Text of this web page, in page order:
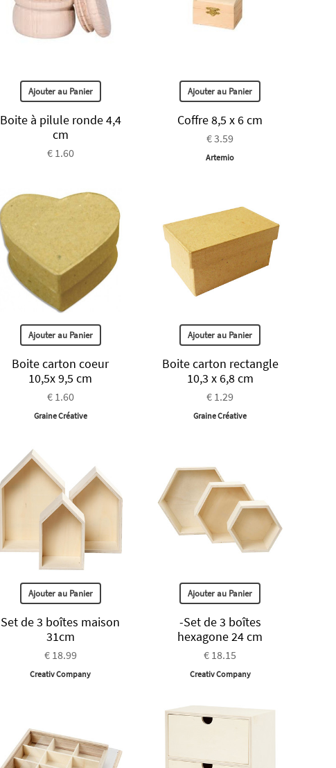
Ajouter au Panier
Boite à pilule ronde 4,4
cm
€ 1.60
Ajouter au Panier
Coffre 8,5 x 6 cm
€ 3.59
Artemio
Ajouter au Panier
Boite carton coeur
10,5x 9,5 cm
€ 1.60
Graine Créative
Ajouter au Panier
Boite carton rectangle
10,3 x 6,8 cm
€ 1.29
Graine Créative
Ajouter au Panier
Set de 3 boîtes maison
31cm
€ 18.99
Creativ Company
Ajouter au Panier
-Set de 3 boîtes
hexagone 24 cm
€ 18.15
Creativ Company